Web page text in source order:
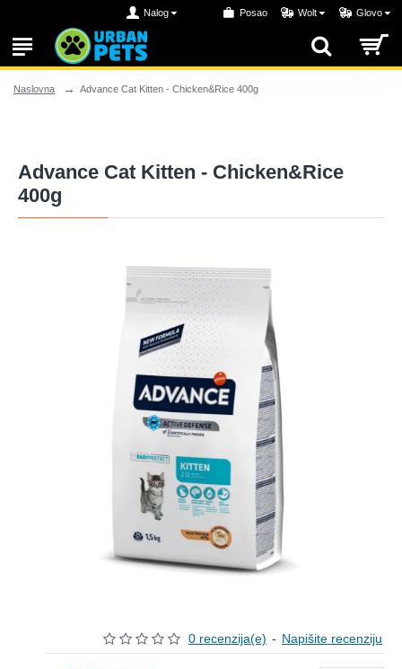
Nalog Posao Wolt Glovo
Naslovna Advance Cat Kitten - Chicken&Rice 400g
Advance Cat Kitten - Chicken&Rice
400g
0 recenzija(e) - Napišite recenziju